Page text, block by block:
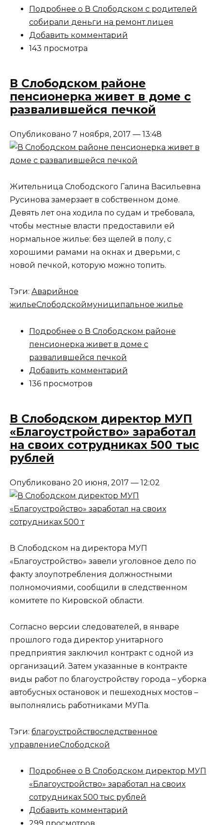
Подробнее о В Слободском с родителей
собирали деньги на ремонт лицея
Добавить комментарий
143 просмотра
В Слободском районе
пенсионерка живет в доме с
развалившейся печкой
Опубликовано 7 ноября, 2017 — 13:48
Жительница Слободского Галина Васильевна
Русинова замерзает в собственном доме.
Девять лет она ходила по судам и требовала,
чтобы местные власти предоставили ей
нормальное жилье: без щелей в полу, с
хорошими рамами на окнах и дверьми, с
новой печкой, которую можно топить.
Тэги: Аварийное
жильеСлободскоймуниципальное жилье
Подробнее о В Слободском районе
пенсионерка живет в доме с
развалившейся печкой
Добавить комментарий
136 просмотров
В Слободском директор МУП
«Благоустройство» заработал
на своих сотрудниках 500 тыс
рублей
Опубликовано 20 июня, 2017 — 12:02
В Слободском на директора МУП
«Благоустройство» завели уголовное дело по
факту злоупотребления должностными
полномочиями, сообщили в следственном
комитете по Кировской области.
Согласно версии следователей, в январе
прошлого года директор унитарного
предприятия заключил контракт с одной из
организаций. Затем указанные в контракте
виды работ по благоустройству города – уборка
автобусных остановок и пешеходных мостов –
выполнялись работниками МУПа.
Тэги: благоустройствоследственное
управлениеСлободской
Подробнее о В Слободском директор МУП
«Благоустройство» заработал на своих
сотрудниках 500 тыс рублей
Добавить комментарий